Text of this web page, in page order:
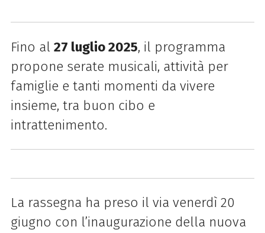
Fino al 27 luglio 2025, il programma
propone serate musicali, attività per
famiglie e tanti momenti da vivere
insieme, tra buon cibo e
intrattenimento.
La rassegna ha preso il via venerdì 20
giugno con l’inaugurazione della nuova